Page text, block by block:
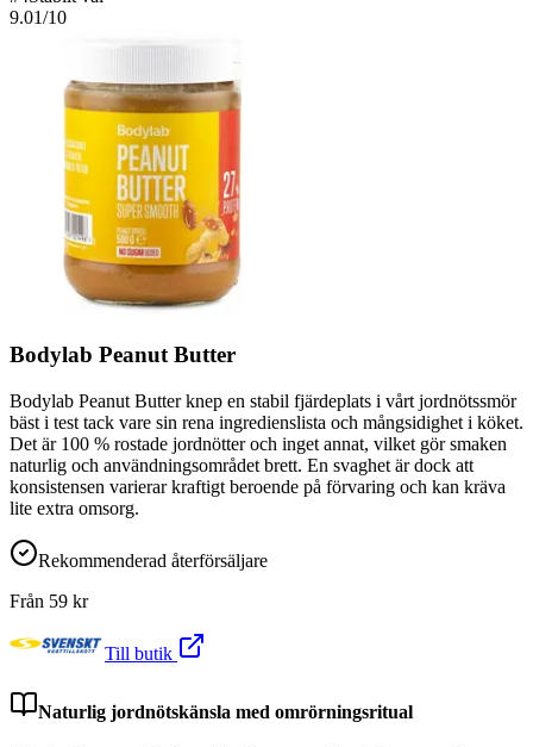
9.01/10
Bodylab Peanut Butter
Bodylab Peanut Butter knep en stabil fjärdeplats i vårt jordnötssmör
bäst i test tack vare sin rena ingredienslista och mångsidighet i köket.
Det är 100 % rostade jordnötter och inget annat, vilket gör smaken
naturlig och användningsområdet brett. En svaghet är dock att
konsistensen varierar kraftigt beroende på förvaring och kan kräva
lite extra omsorg.
Rekommenderad återförsäljare
Från 59 kr
Till butik
Naturlig jordnötskänsla med omrörningsritual